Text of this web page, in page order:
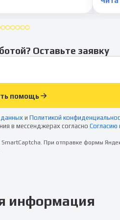
Оставьте заявку
помощь
и Политикой
в мессенджерах согласно Согласию
При отправке формы
информация